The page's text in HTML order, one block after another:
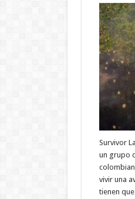
Survivor
un grupo
vivir una
tienen